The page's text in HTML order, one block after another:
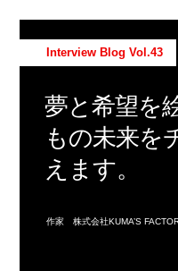
Interview Blog Vol.43
夢と希望を
もの未来を
えます。
作家 株式会社KUMA’S